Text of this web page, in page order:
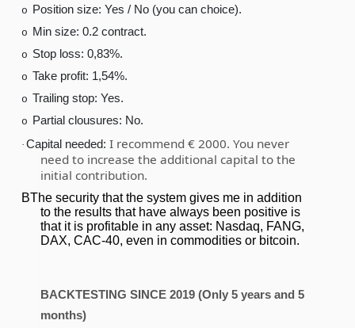
o Position size: Yes / No (you can choice).
o Min size: 0.2 contract.
o Stop loss: 0,83%.
o Take profit: 1,54%.
o Trailing stop: Yes.
o Partial clousures: No.
· Capital needed: I recommend € 2000. You never
need to increase the additional capital to the
initial contribution.
BThe security that the system gives me in addition
to the results that have always been positive is
that it is profitable in any asset: Nasdaq, FANG,
DAX, CAC-40, even in commodities or bitcoin.
BACKTESTING SINCE 2019 (Only 5 years and 5
months)